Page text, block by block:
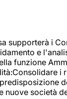
supporterà i
e
funzione
nuove società